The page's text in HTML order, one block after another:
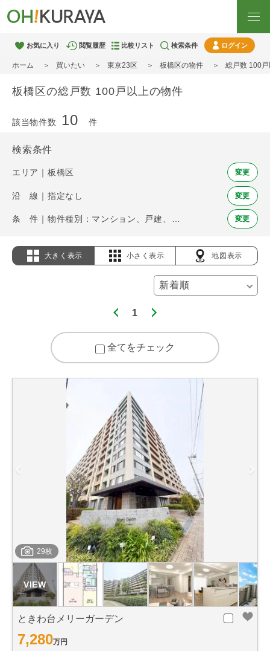
お気に入り 閲覧履歴 比較リスト 検索条件 ログイン
ホーム 買いたい 東京23区 板橋区の物件 総戸数 100
板橋区の総戸数 100戸以上の物件
該当物件数 10 件
検索条件
エリア｜板橋区 変更
沿 線｜指定なし 変更
変更
大きく表示 小さく表示 地図表示
1
全てをチェック
29枚
ときわ台メリーガーデン
7,280万円